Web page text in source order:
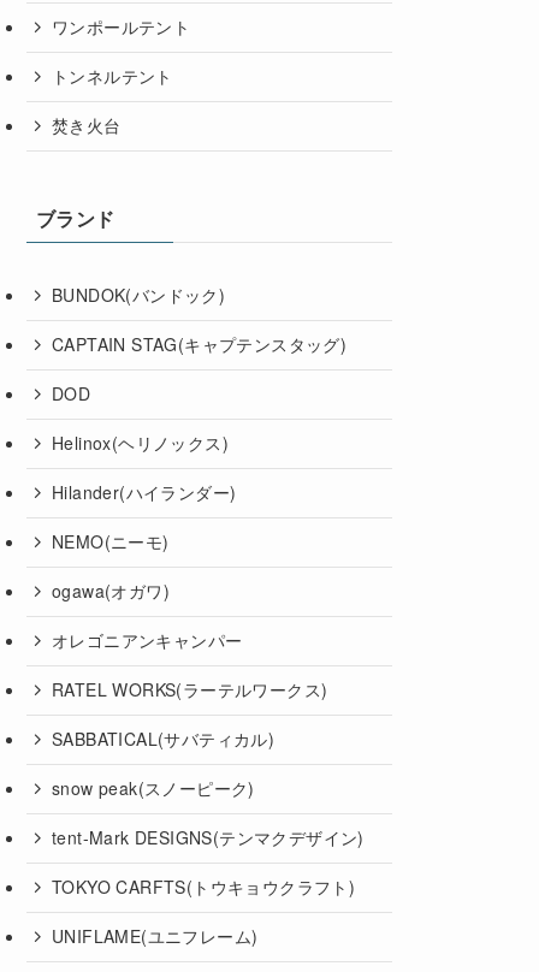
ワンポールテント
トンネルテント
焚き火台
ブランド
BUNDOK(バンドック)
CAPTAIN STAG(キャプテンスタッグ)
DOD
Helinox(ヘリノックス)
Hilander(ハイランダー)
NEMO(ニーモ)
ogawa(オガワ)
オレゴニアンキャンパー
RATEL WORKS(ラーテルワークス)
SABBATICAL(サバティカル)
snow peak(スノーピーク)
tent-Mark DESIGNS(テンマクデザイン)
TOKYO CARFTS(トウキョウクラフト)
UNIFLAME(ユニフレーム)